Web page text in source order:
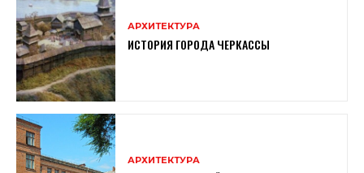
АРХИТЕКТУРА
ИСТОРИЯ ГОРОДА ЧЕРКАССЫ
АРХИТЕКТУРА